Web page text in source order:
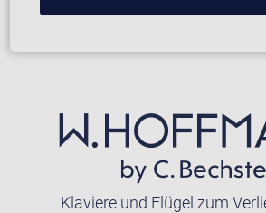
Klaviere und Flügel zum